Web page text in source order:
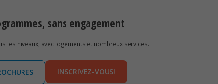
sans engagement
les niveaux, avec logements et nombreux services.
INSCRIVEZ-VOUS!